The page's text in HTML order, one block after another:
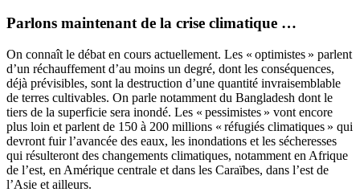
Parlons maintenant de la crise climatique …
On connaît le débat en cours actuellement. Les « optimistes » parlent
d’un réchauffement d’au moins un degré, dont les conséquences,
déjà prévisibles, sont la destruction d’une quantité invraisemblable
de terres cultivables. On parle notamment du Bangladesh dont le
tiers de la superficie sera inondé. Les « pessimistes » vont encore
plus loin et parlent de 150 à 200 millions « réfugiés climatiques » qui
devront fuir l’avancée des eaux, les inondations et les sécheresses
qui résulteront des changements climatiques, notamment en Afrique
de l’est, en Amérique centrale et dans les Caraïbes, dans l’est de
l’Asie et ailleurs.